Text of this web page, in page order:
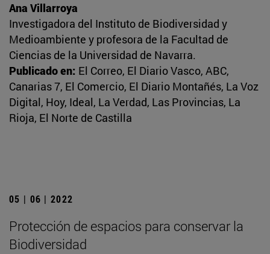
Ana Villarroya
Investigadora del Instituto de Biodiversidad y
Medioambiente y profesora de la Facultad de
Ciencias de la Universidad de Navarra.
Publicado en: El Correo, El Diario Vasco, ABC,
Canarias 7, El Comercio, El Diario Montañés, La Voz
Digital, Hoy, Ideal, La Verdad, Las Provincias, La
Rioja, El Norte de Castilla
05 | 06 | 2022
Protección de espacios para conservar la
Biodiversidad